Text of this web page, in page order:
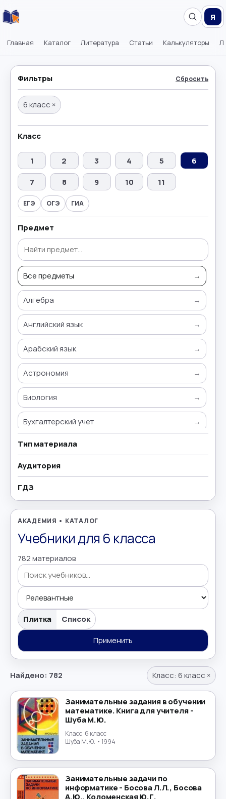
Главная Каталог Литература Статьи Калькуляторы
Я
Фильтры Сбросить
6 класс ×
Класс
1 2 3 4 5
6
7
8 9 10 11
ЕГЭ ОГЭ ГИА
Предмет
Все предметы →
Алгебра →
Английский язык →
Арабский язык →
Астрономия →
Биология →
Бухгалтерский учет →
Всемирная история
География
Геометрия
Греческий язык
Дополнительно
Естествознание →
Иностранные языки
→
Испанский язык →
История
История России
Итальянский язык →
Китайский язык →
Тип материала
Аудитория
ГДЗ
АКАДЕМИЯ • КАТАЛОГ
Учебники для 6 класса
782 материалов
Поиск учебников
Плитка
Список
Применить
Найдено: 782 Класс: 6 класс ×
Занимательные задания в обучении
математике. Книга для учителя -
Шуба М.Ю.
Класс: 6 класс
Шуба М.Ю. • 1994
Занимательные задачи по
информатике - Босова Л.Л., Босова
А.Ю., Коломенская Ю.Г.